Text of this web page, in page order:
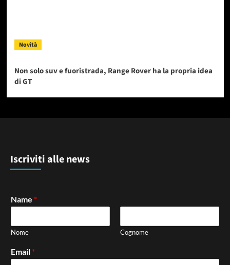
Novità
Non solo suv e fuoristrada, Range Rover ha la propria idea
di GT
Iscriviti alle news
Name *
Nome Cognome
Email *